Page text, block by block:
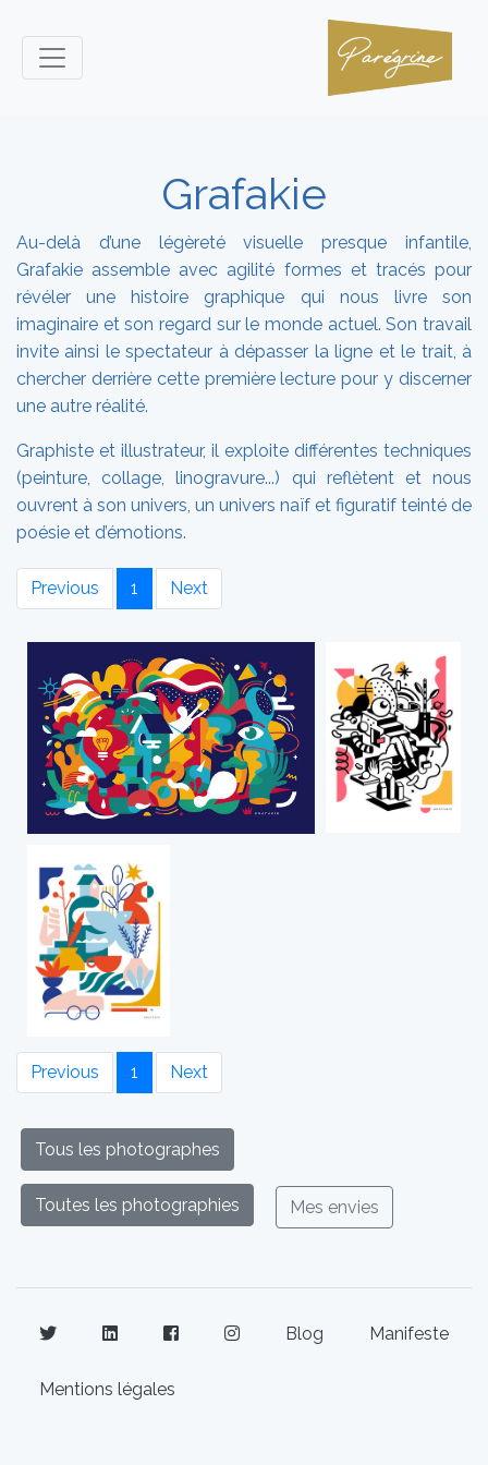
Grafakie
Au-delà d’une légèreté visuelle presque infantile,
Grafakie assemble avec agilité formes et tracés pour
révéler une histoire graphique qui nous livre son
imaginaire et son regard sur le monde actuel. Son travail
invite ainsi le spectateur à dépasser la ligne et le trait, à
chercher derrière cette première lecture pour y discerner
une autre réalité.
Graphiste et illustrateur, il exploite différentes techniques
(peinture, collage, linogravure...) qui reflètent et nous
ouvrent à son univers, un univers naïf et figuratif teinté de
poésie et d’émotions.
Previous 1 Next
Previous 1 Next
Tous les photographes
Toutes les photographies Mes envies
Blog Manifeste
Mentions légales